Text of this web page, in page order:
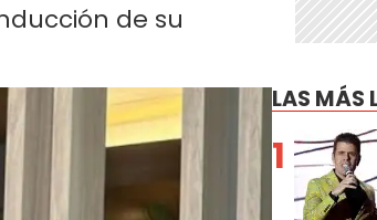
de su
LAS MÁS
1